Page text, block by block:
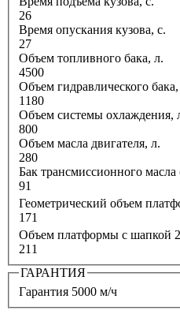
26
Время опускания кузова, с.
27
Объем топливного бака, л.
4500
Объем гидравлического бака,
1180
Объем системы охлаждения,
800
Объем масла двигателя, л.
280
Бак трансмиссионного
91
Геометрический объем
171
Объем платформы с шапкой
211
ГАРАНТИЯ
Гарантия 5000 м/ч